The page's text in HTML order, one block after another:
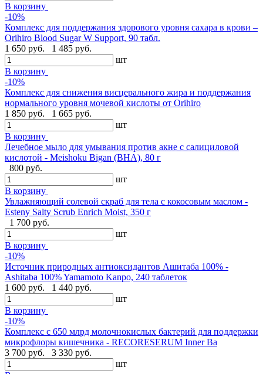
В корзину
-10%
Комплекс для поддержания здорового уровня сахара в крови –
Orihiro Blood Sugar W Support, 90 табл.
1 650 руб.
1 485 руб.
шт
В корзину
-10%
Комплекс для снижения висцерального жира и поддержания
нормального уровня мочевой кислоты от Orihiro
1 850 руб.
1 665 руб.
шт
В корзину
Лечебное мыло для умывания против акне с салициловой
кислотой - Meishoku Bigan (BHA), 80 г
800 руб.
шт
В корзину
Увлажняющий солевой скраб для тела с кокосовым маслом -
Esteny Salty Scrub Enrich Moist, 350 г
1 700 руб.
шт
В корзину
-10%
Источник природных антиоксидантов Ашитаба 100% -
Ashitaba 100% Yamamoto Kanpo, 240 таблеток
1 600 руб.
1 440 руб.
шт
В корзину
-10%
Комплекс с 650 млрд молочнокислых бактерий для поддержки
микрофлоры кишечника - RECORESERUM Inner Ba
3 700 руб.
3 330 руб.
шт